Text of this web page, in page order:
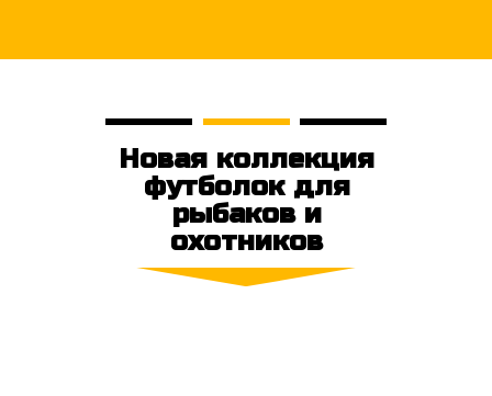
Новая коллекция
футболок для
рыбаков и
охотников